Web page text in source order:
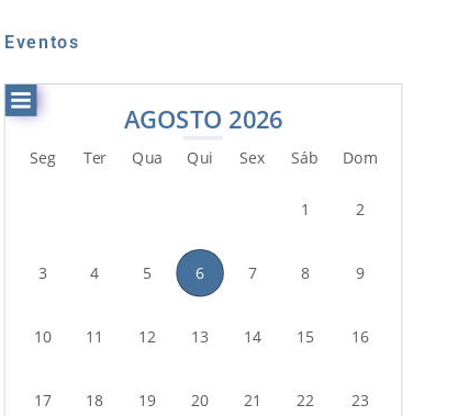
Eventos
AGOSTO 2026
Seg Ter Qua Qui Sex Sáb Dom
1 2
3 4 5 6 7 8 9
10 11 12 13 14 15 16
17 18 19 20 21 22 23